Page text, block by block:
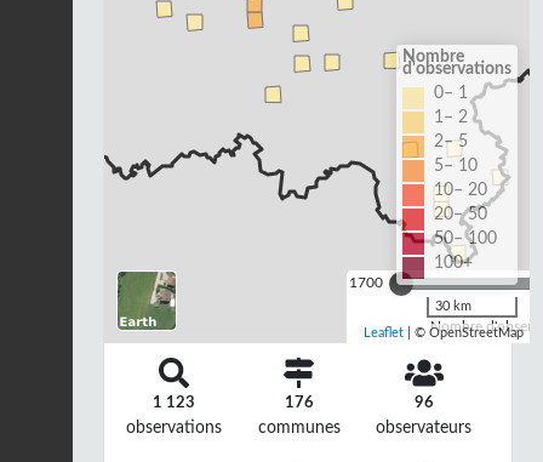
1700
Nombre
Nombre
d'observations
0– 1
1– 2
2– 5
5– 10
10– 20
20– 50
50– 100
100+
30 km
Leaflet | © OpenStreetMap
1 123
observations
176
communes
96
observateurs